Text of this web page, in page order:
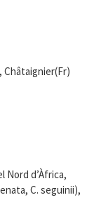
Châtaignier(Fr)
Nord d’Àfrica,
C. seguinii),